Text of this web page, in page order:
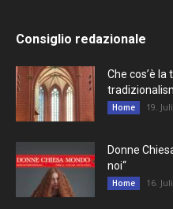
Consiglio redazionale
Che cos’è
Home 19.
Donne
noi“
Home 16.